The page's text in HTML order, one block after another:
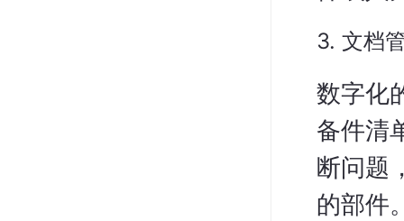
3. 文档
数字化
备件清
断问题
的部件